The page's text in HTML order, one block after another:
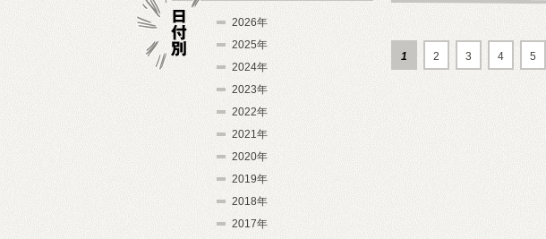
1 2 3 4 5
2026年
2025年
2024年
2023年
2022年
2021年
2020年
2019年
2018年
2017年